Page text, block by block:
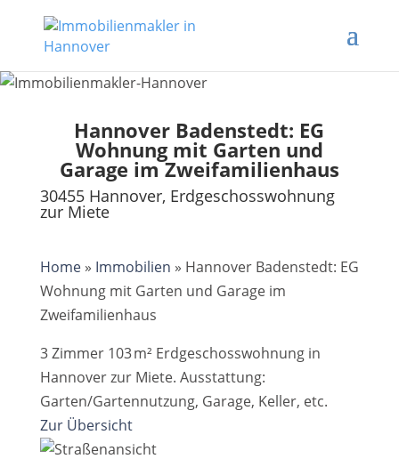
Hannover Badenstedt: EG
Wohnung mit Garten und
Garage im Zweifamilienhaus
30455 Hannover, Erdgeschosswohnung
zur Miete
Home» Immobilien » Hannover Badenstedt: EG
Wohnung mit Garten und Garage im
Zweifamilienhaus
3 Zimmer 103 m² Erdgeschosswohnung in
Hannover zur Miete. Ausstattung:
Garten/Gartennutzung, Garage, Keller, etc.
Zur Übersicht